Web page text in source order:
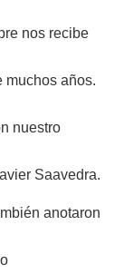
nos recibe
muchos años.
nuestro
Saavedra.
anotaron